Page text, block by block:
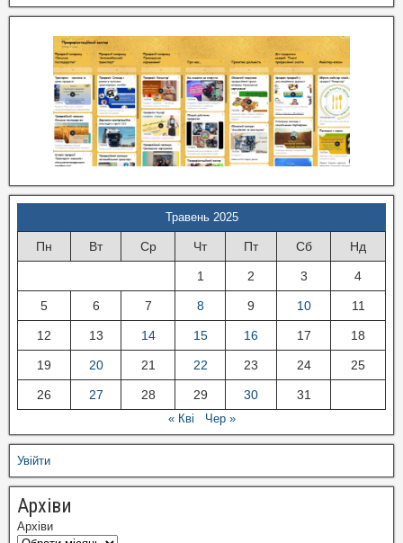
Травень 2025
Пн Вт Ср Чт Пт Сб Нд
1 2 3 4
5 6 7 8 9 10 11
12 13 14 15 16 17 18
19 20 21 22 23 24 25
26 27 28 29 30 31
« Кві Чер »
Увійти
Архіви
Архіви